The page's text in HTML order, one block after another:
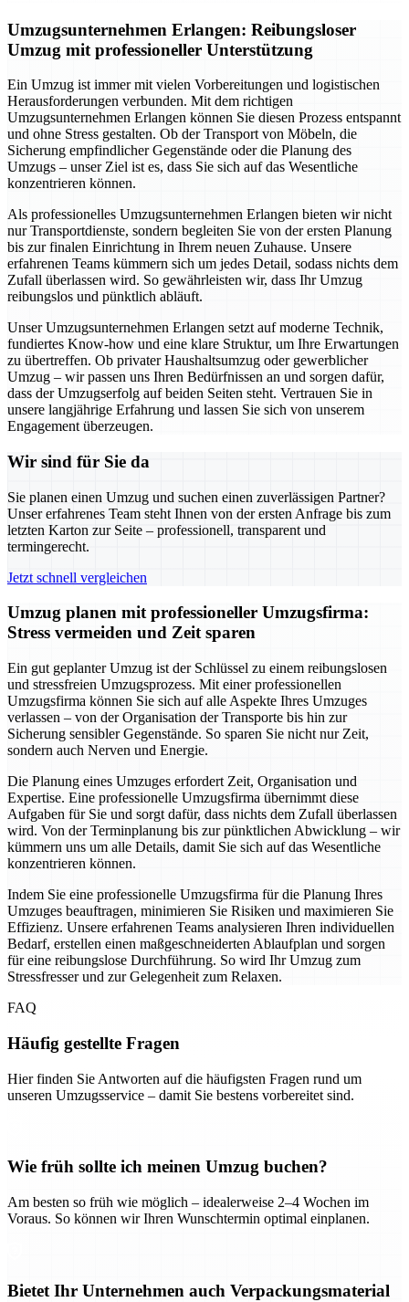
Umzugsunternehmen Erlangen: Reibungsloser
Umzug mit professioneller Unterstützung
Ein Umzug ist immer mit vielen Vorbereitungen und logistischen
Herausforderungen verbunden. Mit dem richtigen
Umzugsunternehmen Erlangen können Sie diesen Prozess entspannt
und ohne Stress gestalten. Ob der Transport von Möbeln, die
Sicherung empfindlicher Gegenstände oder die Planung des
Umzugs – unser Ziel ist es, dass Sie sich auf das Wesentliche
konzentrieren können.
Als professionelles Umzugsunternehmen Erlangen bieten wir nicht
nur Transportdienste, sondern begleiten Sie von der ersten Planung
bis zur finalen Einrichtung in Ihrem neuen Zuhause. Unsere
erfahrenen Teams kümmern sich um jedes Detail, sodass nichts dem
Zufall überlassen wird. So gewährleisten wir, dass Ihr Umzug
reibungslos und pünktlich abläuft.
Unser Umzugsunternehmen Erlangen setzt auf moderne Technik,
fundiertes Know-how und eine klare Struktur, um Ihre Erwartungen
zu übertreffen. Ob privater Haushaltsumzug oder gewerblicher
Umzug – wir passen uns Ihren Bedürfnissen an und sorgen dafür,
dass der Umzugserfolg auf beiden Seiten steht. Vertrauen Sie in
unsere langjährige Erfahrung und lassen Sie sich von unserem
Engagement überzeugen.
Wir sind für Sie da
Sie planen einen Umzug und suchen einen zuverlässigen Partner?
Unser erfahrenes Team steht Ihnen von der ersten Anfrage bis zum
letzten Karton zur Seite – professionell, transparent und
termingerecht.
Jetzt schnell vergleichen
Umzug planen mit professioneller Umzugsfirma:
Stress vermeiden und Zeit sparen
Ein gut geplanter Umzug ist der Schlüssel zu einem reibungslosen
und stressfreien Umzugsprozess. Mit einer professionellen
Umzugsfirma können Sie sich auf alle Aspekte Ihres Umzuges
verlassen – von der Organisation der Transporte bis hin zur
Sicherung sensibler Gegenstände. So sparen Sie nicht nur Zeit,
sondern auch Nerven und Energie.
Die Planung eines Umzuges erfordert Zeit, Organisation und
Expertise. Eine professionelle Umzugsfirma übernimmt diese
Aufgaben für Sie und sorgt dafür, dass nichts dem Zufall überlassen
wird. Von der Terminplanung bis zur pünktlichen Abwicklung – wir
kümmern uns um alle Details, damit Sie sich auf das Wesentliche
konzentrieren können.
Indem Sie eine professionelle Umzugsfirma für die Planung Ihres
Umzuges beauftragen, minimieren Sie Risiken und maximieren Sie
Effizienz. Unsere erfahrenen Teams analysieren Ihren individuellen
Bedarf, erstellen einen maßgeschneiderten Ablaufplan und sorgen
für eine reibungslose Durchführung. So wird Ihr Umzug zum
Stressfresser und zur Gelegenheit zum Relaxen.
FAQ
Häufig gestellte Fragen
Hier finden Sie Antworten auf die häufigsten Fragen rund um
unseren Umzugsservice – damit Sie bestens vorbereitet sind.
Wie früh sollte ich meinen Umzug buchen?
Am besten so früh wie möglich – idealerweise 2–4 Wochen im
Voraus. So können wir Ihren Wunschtermin optimal einplanen.
Bietet Ihr Unternehmen auch Verpackungsmaterial